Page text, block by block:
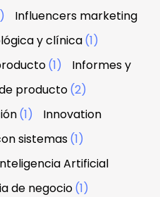
Influencers marketing
y clínica(1)
(1)
Informes y
producto(2)
(1)
Innovation
sistemas(1)
Artificial
de negocio(1)